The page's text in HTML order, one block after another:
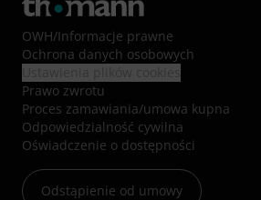
OWH/Informacje prawne
Ochrona danych osobowych
Prawo zwrotu
Proces zamawiania/umowa kupna
Odpowiedzialność cywilna
Oświadczenie o dostępności
Odstąpienie od umowy